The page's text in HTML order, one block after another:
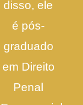
disso, ele
é pós-
graduado
em Direito
Penal